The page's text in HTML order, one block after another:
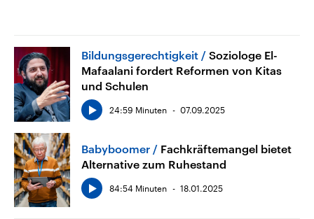
Bildungsgerechtigkeit
Soziologe El-
Mafaalani fordert Reformen von Kitas
und Schulen
24:59 Minuten 07.09.2025
Babyboomer
Fachkräftemangel bietet
Alternative zum Ruhestand
84:54 Minuten 18.01.2025